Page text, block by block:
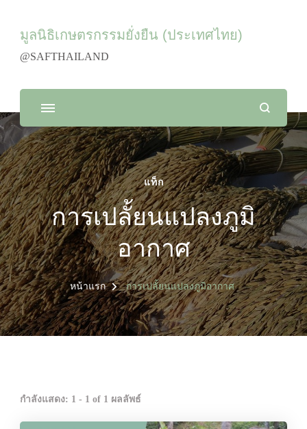
มูลนิธิเกษตรกรรมยั่งยืน (ประเทศไทย)
@SAFTHAILAND
แท็ก
การเปลั้ยนแปลงภูมิ
อากาศ
หน้าแรก การเปลั้ยนแปลงภูมิอากาศ
กำลังแสดง: 1 - 1 of 1 ผลลัพธ์